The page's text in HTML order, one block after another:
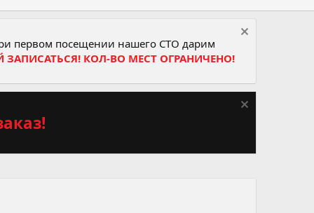
первом посещении нашего СТО дарим
ЗАПИСАТЬСЯ! КОЛ-ВО МЕСТ ОГРАНИЧЕНО!